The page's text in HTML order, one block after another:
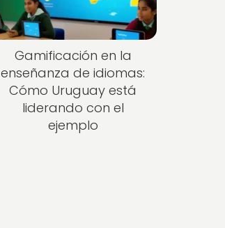
Gamificación en la
enseñanza de idiomas:
Cómo Uruguay está
liderando con el
ejemplo